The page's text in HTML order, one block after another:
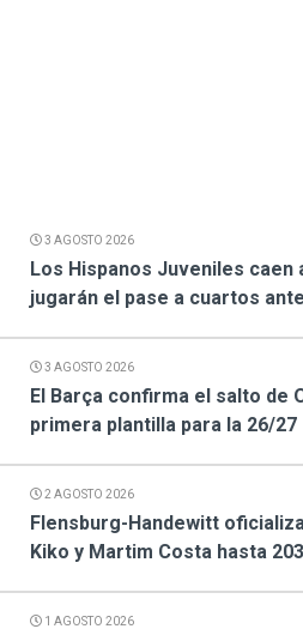
3 AGOSTO 2026
Los Hispanos Juveniles caen
jugarán el pase a cuartos
3 AGOSTO 2026
El Barça confirma el salto de
primera plantilla para la 26/27
2 AGOSTO 2026
Flensburg-Handewitt
Kiko y Martim Costa hasta
1 AGOSTO 2026